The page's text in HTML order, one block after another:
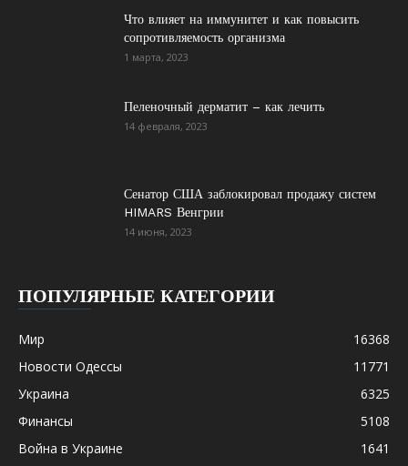
Что влияет на иммунитет и как повысить
сопротивляемость организма
1 марта, 2023
Пеленочный дерматит – как лечить
14 февраля, 2023
Сенатор США заблокировал продажу систем
HIMARS Венгрии
14 июня, 2023
ПОПУЛЯРНЫЕ КАТЕГОРИИ
Мир
16368
Новости Одессы
11771
Украина
6325
Финансы
5108
Война в Украине
1641